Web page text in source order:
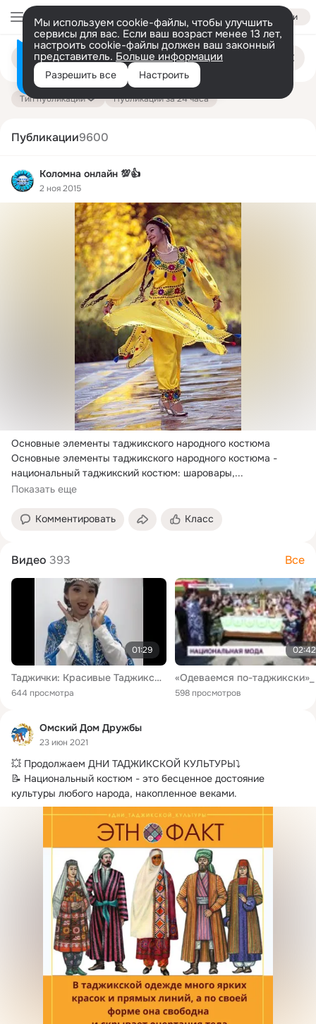
Войти
Мы используем cookie-файлы, чтобы улучшить
сервисы для вас. Если ваш возраст менее 13 лет,
настроить cookie-файлы должен ваш законный
представитель. Больше информации
Разрешить все Настроить
Поиск
публикациям
Тип публикации Публикации за 24 часа
Публикации9600
Коломна онлайн 💯👍
2 ноя 2015
Основные элементы таджикского народного костюма
Основные элементы таджикского народного костюма -
национальный таджикский костюм: шаровары,...
Показать еще
Комментировать Класс
Видео 393 Все
01:29
Таджички: Красивые Таджикские национальные наряды. Все фасоны хороши .
644 просмотра
02:42
598 просмотров
Омский Дом Дружбы
23 июн 2021
💥 Продолжаем ДНИ ТАДЖИКСКОЙ КУЛЬТУРЫ⤵
📝 Национальный костюм - это бесценное достояние
культуры любого народа, накопленное веками.
Информация о контенте
на платформе — здесь